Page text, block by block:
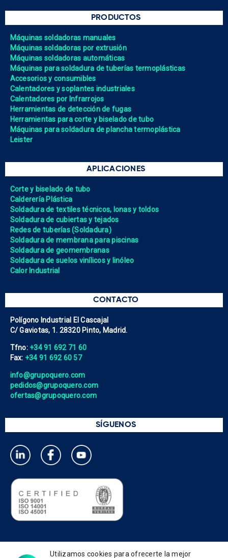
PRODUCTOS
Máquinas soldadoras manuales
Máquinas soldadoras por extrusión
Máquinas soldadoras automáticas
Máquinas para soldadura de tuberías termoplásticas
Accesorios y consumibles
Calentadores y soplantes industriales
Calentadores por Infrarrojos
Herramientas de detección de fugas
Herramientas para corte y biselado de tubo
Máquinas para soldadura de plancha termoplástica
Leister
APLICACIONES
Corte y biselado de tubo
Calderería Plástica
Soldadura de textiles técnicos, lonas y toldos
Soldadura de cubiertas y tejados
Redes de tuberías (Soldadura)
Soldadura de membrana para piscinas
Soldadura de geomembranas
Soldadura de suelos vinílicos y linóleo
Calor Industrial
CONTACTO
Polígono Industrial El Cascajal
C/ Gaviotas, 1. 28320 Pinto, Madrid.
Tfno: +34 91 692 71 60
Fax: +34 91 692 60 57
info@grupoquero.com
pedidos@grupoquero.com
ofertas@grupoquero.com
SÍGUENOS
Política de privacidad
Utilizamos cookies para ofrecerte la mejor